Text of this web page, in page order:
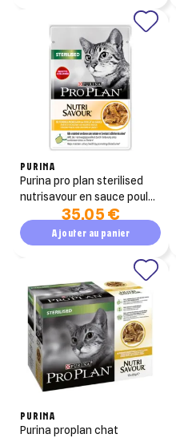
PURINA
purina pro plan sterilised
nutrisavour en sauce poulet
35,05 €
Ajouter au panier
PURINA
purina proplan chat